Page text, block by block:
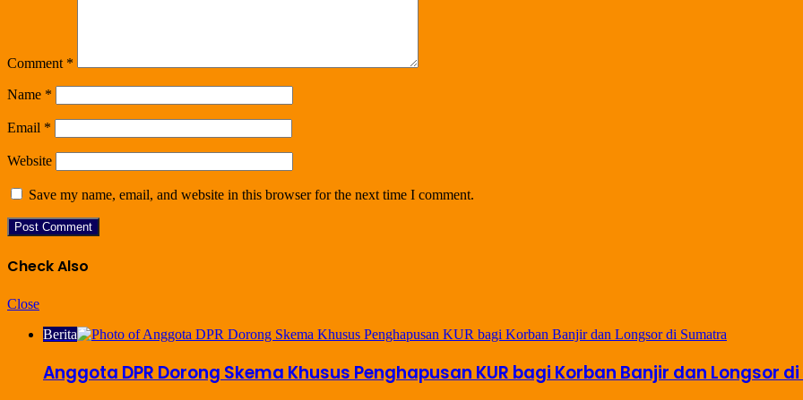
Comment *
Name *
Email *
Website
Save my name, email, and website in this browser for the next time I comment.
Check Also
Close
Berita
Anggota DPR Dorong Skema Khusus Penghapusan KUR bagi Korban Banjir dan Longsor